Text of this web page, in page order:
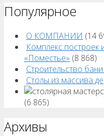
Популярное
О КОМПАНИИ (14
Комплекс построек
«Поместье» (8 868)
Строительство
Столы из массива
(6 865)
Архивы